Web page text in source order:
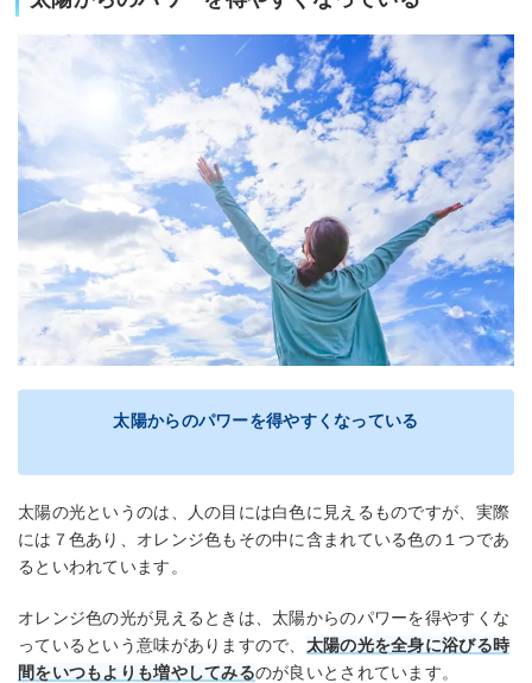
太陽からのパワーを得やすくなっている
太陽の光というのは、人の目には白色に見えるものですが、実際
には７色あり、オレンジ色もその中に含まれている色の１つであ
るといわれています。
オレンジ色の光が見えるときは、太陽からのパワーを得やすくな
っているという意味がありますので、 太陽の光を全身に浴びる時
間をいつもよりも増やしてみるのが良いとされています。